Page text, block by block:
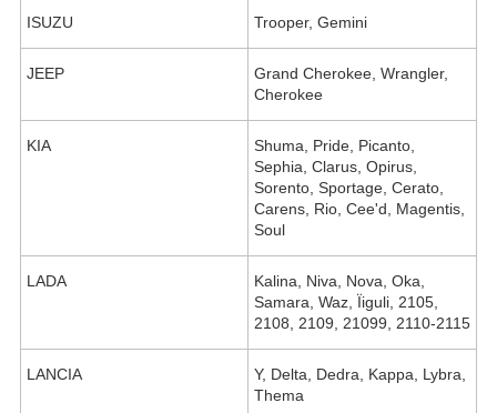
ISUZU Trooper, Gemini
JEEP
Grand Cherokee, Wrangler,
Cherokee
KIA
Shuma, Pride, Picanto,
Sephia, Clarus, Opirus,
Sorento, Sportage, Cerato,
Carens, Rio, Cee'd, Magentis,
Soul
LADA
Kalina, Niva, Nova, Oka,
Samara, Waz, Їiguli, 2105,
2108, 2109, 21099, 2110-2115
LANCIA
Y, Delta, Dedra, Kappa, Lybra,
Thema